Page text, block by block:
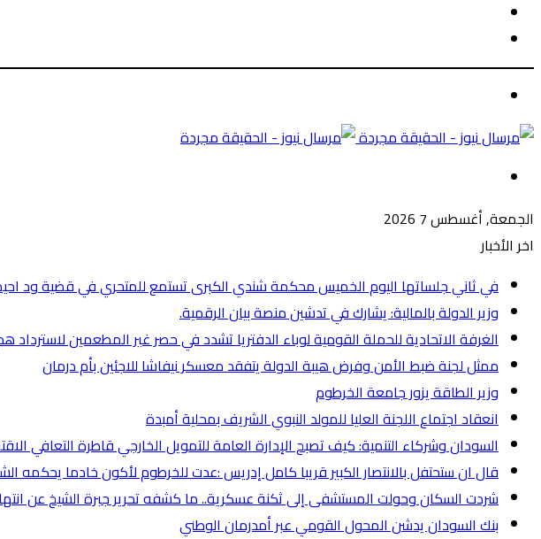
عن
الجمعة, أغسطس 7 2026
اخر الأخبار
في ثاني جلساتها اليوم الخميس محكمة شندي الكبرى تستمع للمتحري في قضية ود
وزير الدولة بالمالية: يشارك في تدشين منصة بيان الرقمية.
الغرفة الاتحادية للحملة القومية لوباء الدفتريا تشدد في حصر غير المطعمين لاسترداد
ممثل لجنة ضبط الأمن وفرض هيبة الدولة يتفقد معسكر نيفاشا للاجئين بأم درمان
وزير الطاقة يزور جامعة الخرطوم
انعقاد اجتماع اللجنة العليا للمولد النبوي الشريف بمحلية أمبدة
السودان وشركاء التنمية: كيف تصبح الإدارة العامة للتمويل الخارجي قاطرة التعافي
قال ان ستحتفل بالانتصار الكبير قريبا كامل إدريس :عدت للخرطوم لأكون خادما يحكمه
شردت السكان وحولت المستشفى إلى ثكنة عسكرية.. ما كشفه تحرير جبرة الشيخ عن
بنك السودان يدشن المحول القومي عبر أمدرمان الوطني